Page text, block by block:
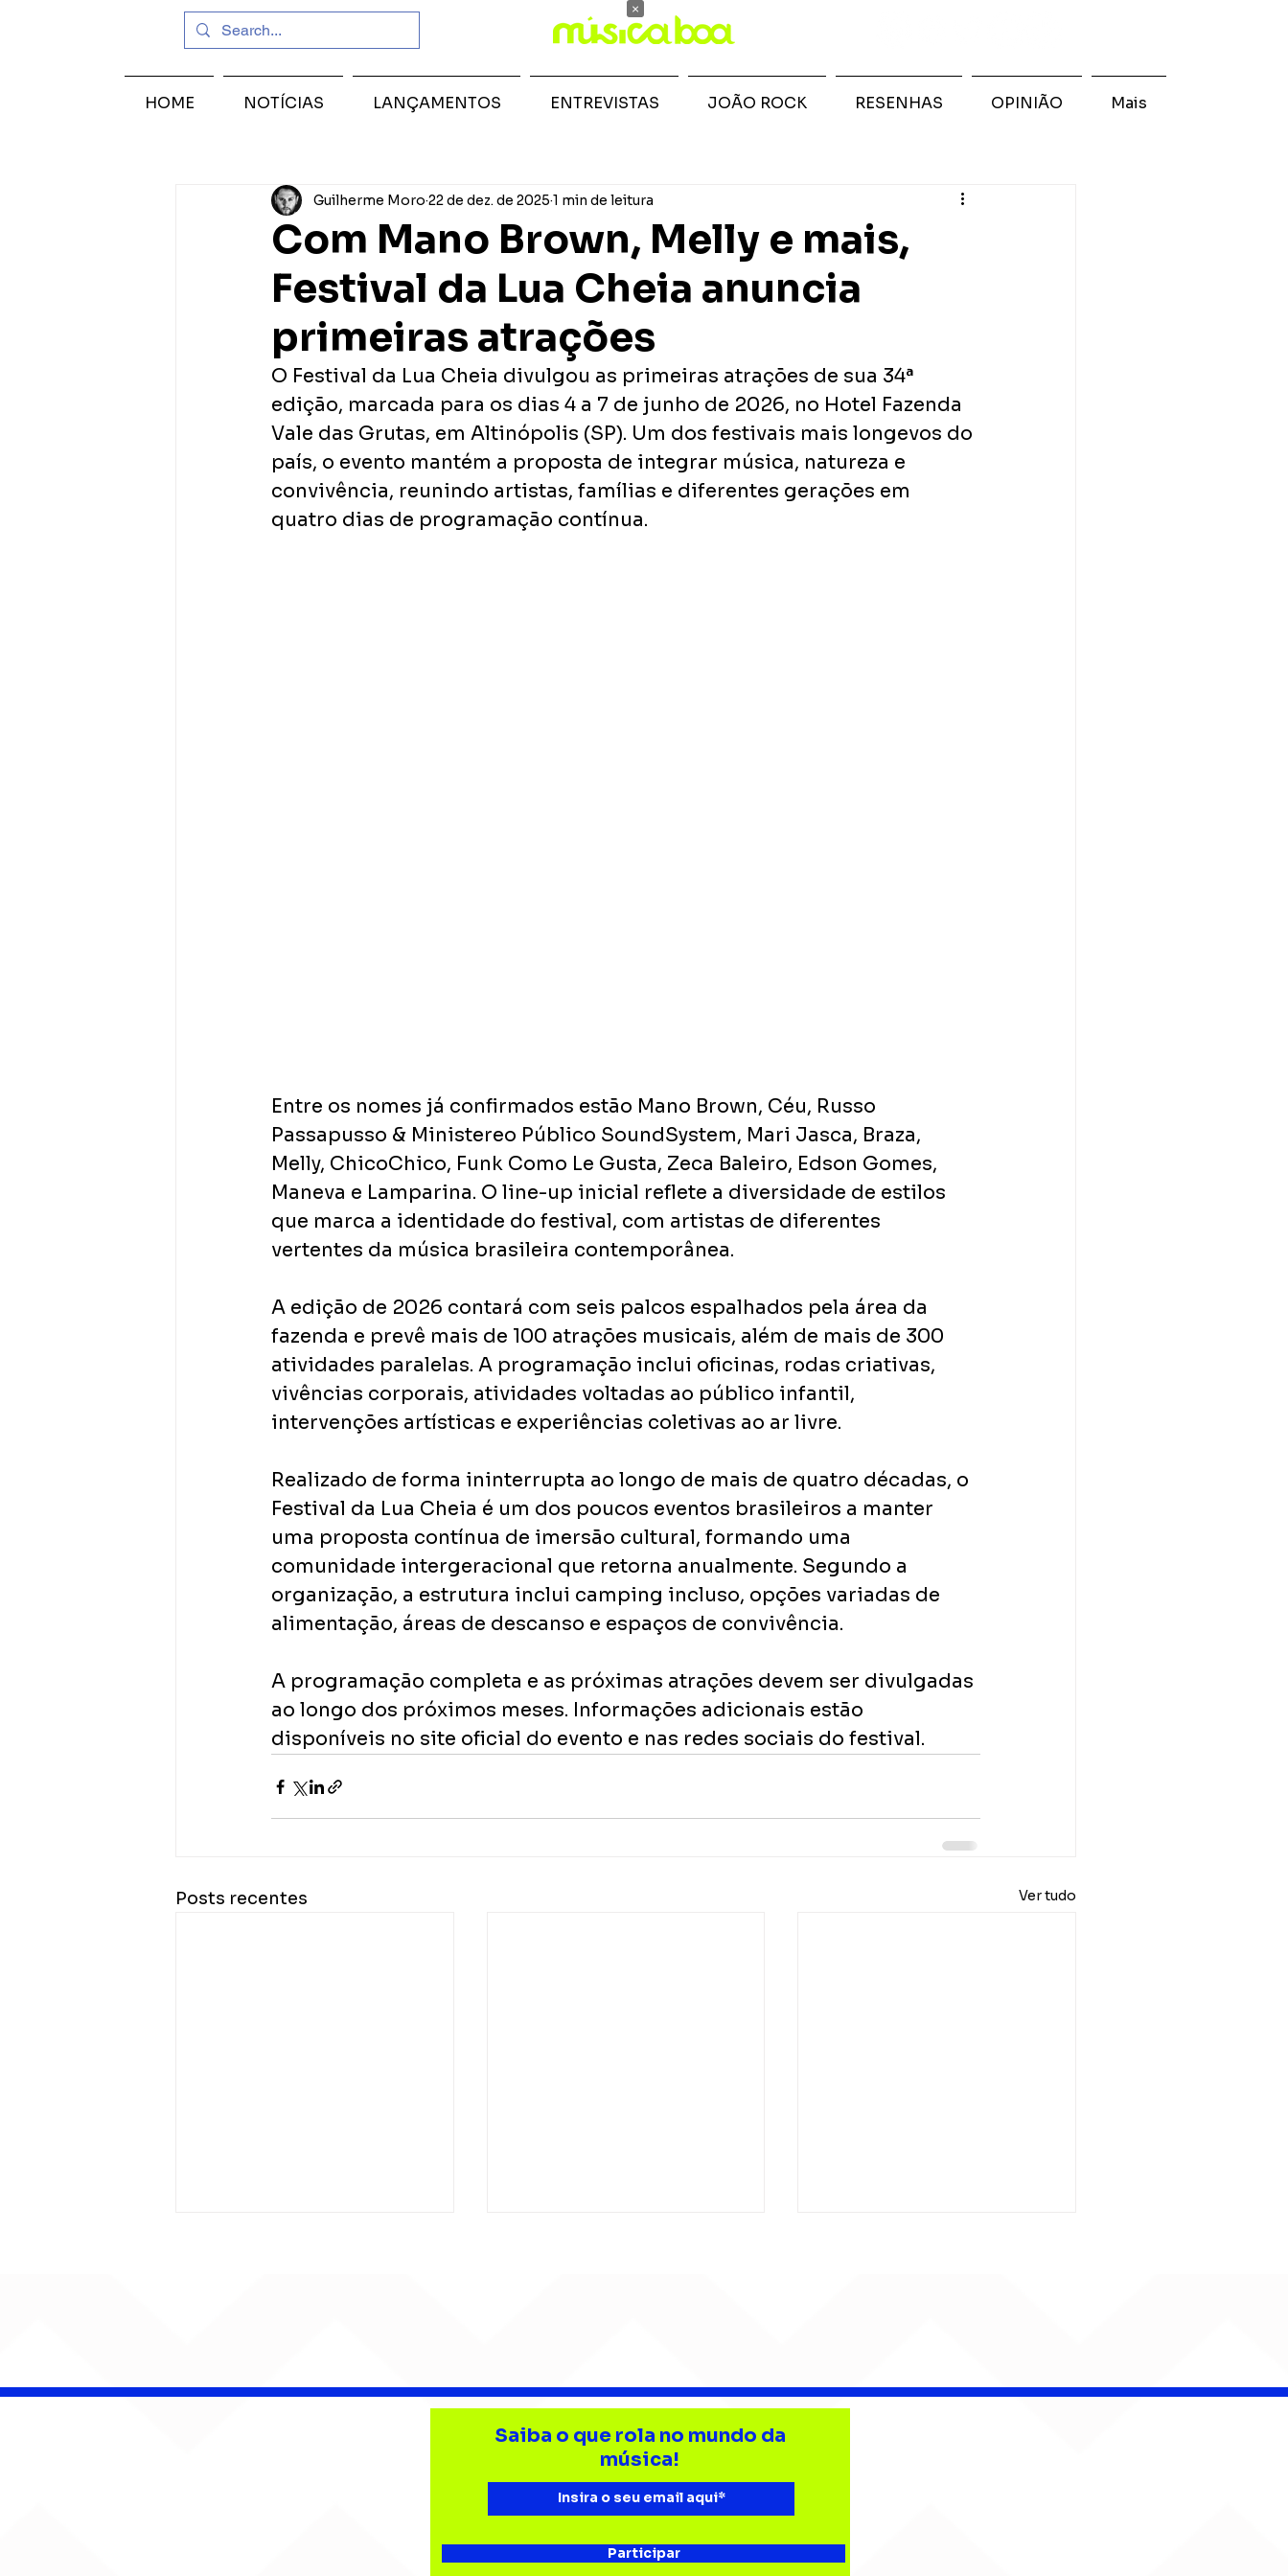
Com Mano Brown, Melly e mais,
Festival da Lua Cheia anuncia
primeiras atrações
Guilherme Moro 22 de dez. de 2025 1 min de leitura
O Festival da Lua Cheia divulgou as primeiras atrações de sua 34ª
edição, marcada para os dias 4 a 7 de junho de 2026, no Hotel Fazenda
Vale das Grutas, em Altinópolis (SP). Um dos festivais mais longevos do
país, o evento mantém a proposta de integrar música, natureza e
convivência, reunindo artistas, famílias e diferentes gerações em
quatro dias de programação contínua.
Entre os nomes já confirmados estão Mano Brown, Céu, Russo
Passapusso & Ministereo Público SoundSystem, Mari Jasca, Braza,
Melly, ChicoChico, Funk Como Le Gusta, Zeca Baleiro, Edson Gomes,
Maneva e Lamparina. O line-up inicial reflete a diversidade de estilos
que marca a identidade do festival, com artistas de diferentes
vertentes da música brasileira contemporânea.
A edição de 2026 contará com seis palcos espalhados pela área da
fazenda e prevê mais de 100 atrações musicais, além de mais de 300
atividades paralelas. A programação inclui oficinas, rodas criativas,
vivências corporais, atividades voltadas ao público infantil,
intervenções artísticas e experiências coletivas ao ar livre.
Realizado de forma ininterrupta ao longo de mais de quatro décadas, o
Festival da Lua Cheia é um dos poucos eventos brasileiros a manter
uma proposta contínua de imersão cultural, formando uma
comunidade intergeracional que retorna anualmente. Segundo a
organização, a estrutura inclui camping incluso, opções variadas de
alimentação, áreas de descanso e espaços de convivência.
A programação completa e as próximas atrações devem ser divulgadas
ao longo dos próximos meses. Informações adicionais estão
disponíveis no site oficial do evento e nas redes sociais do festival.
Posts recentes Ver tudo
AUMENTA O SOM!
Djonga reúne multidão e
representatividade do
rap no João Rock
Levinsk conquista
HOME NOTÍCIAS LANÇAMENTOS ENTREVISTAS JOÃO ROCK RESENHAS OPINIÃO Mais
Saiba o que rola no mundo da
música!
Participar
×